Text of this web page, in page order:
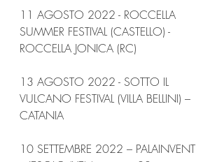
11 AGOSTO 2022 - ROCCELLA
SUMMER FESTIVAL (CASTELLO) -
ROCCELLA JONICA (RC)
13 AGOSTO 2022 - SOTTO IL
VULCANO FESTIVAL (VILLA BELLINI) –
CATANIA
10 SETTEMBRE 2022 – PALAINVENT